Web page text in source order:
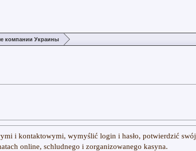
компании Украины
i kontaktowymi, wymyślić login i hasło, potwierdzić swój
online, schludnego i zorganizowanego kasyna.